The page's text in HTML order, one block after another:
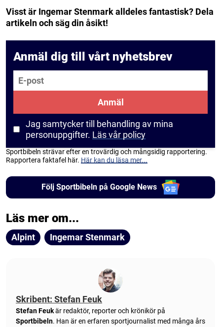
Visst är Ingemar Stenmark alldeles fantastisk? Dela
artikeln och säg din åsikt!
Anmäl dig till vårt nyhetsbrev
E-post
Anmäl
Jag samtycker till behandling av mina
personuppgifter. Läs vår policy
Sportbibeln strävar efter en trovärdig och mångsidig rapportering.
Rapportera faktafel här. Här kan du läsa mer...
Följ Sportbibeln på Google News
Läs mer om...
Alpint Ingemar Stenmark
Skribent: Stefan Feuk
Stefan Feukär redaktör, reporter och krönikör på
Sportbibeln. Han är en erfaren sportjournalist med många års